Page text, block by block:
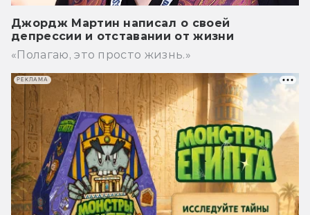
Джордж Мартин написал о своей
депрессии и отставании от жизни
«Полагаю, это просто жизнь.»
РЕКЛАМА